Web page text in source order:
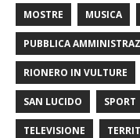
MOSTRE MUSICA
PUBBLICA
RIONERO IN VULTURE
SAN LUCIDO SPORT
TELEVISIONE